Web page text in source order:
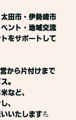
田市・伊勢崎市
ント・地域交流
をサポートして
から片付けまで
。
など、
、
いたします💪